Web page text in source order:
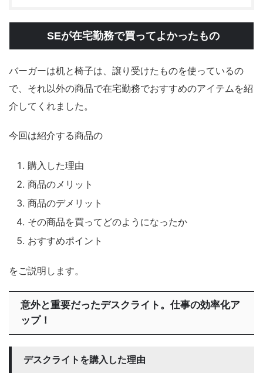
SEが在宅勤務で買ってよかったもの
バーガーは机と椅子は、譲り受けたものを使っているの
で、それ以外の商品で在宅勤務でおすすめのアイテムを紹
介してくれました。
今回は紹介する商品の
購入した理由
商品のメリット
商品のデメリット
その商品を買ってどのようになったか
おすすめポイント
をご説明します。
意外と重要だったデスクライト。仕事の効率化ア
ップ！
デスクライトを購入した理由